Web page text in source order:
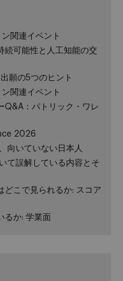
関連イベント
続可能性と人工知能の交
願の5つのヒント
関連イベント
Q&A：パトリック・ワレ
2026
向いていない日本人
て誤解している内容とそ
どこで見られるか: スコア
るか: 学業面